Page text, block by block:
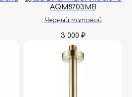
AQM8703MB
Черный матовый
3 000 ₽